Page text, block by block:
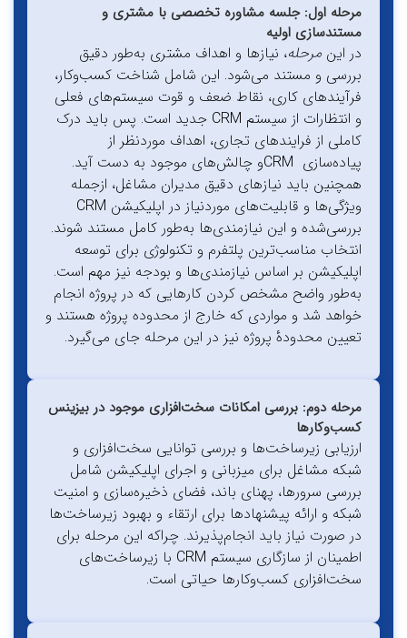
مرحله اول: جلسه مشاوره تخصصی با مشتری و
مستندسازی اولیه
مرحله ، نیازها و اهداف مشتری به‌طور دقیق
بررسی و مستند می‌شود. این شامل شناخت کسب‌وکار،
فرآیندهای کاری، نقاط ضعف و قوت سیستم‌های فعلی
و انتظارات از سیستم CRM جدید است. پس باید درک
کاملی از فرایندهای تجاری، اهداف موردنظر از
پیاده‌سازی CRMو چالش‌های موجود به دست آید.
همچنین باید نیازهای دقیق مدیران مشاغل، ازجمله
ویژگی‌ها و قابلیت‌های موردنیاز در اپلیکیشن CRM
بررسی‌شده و این نیازمندی‌ها به‌طور کامل مستند شوند.
انتخاب مناسب‌ترین پلتفرم و تکنولوژی برای توسعه
اپلیکیشن بر اساس نیازمندی‌ها و بودجه نیز مهم است.
به‌طور واضح مشخص کردن کارهایی که در پروژه انجام
خواهد شد و مواردی که خارج از محدوده پروژه هستند و
تعیین محدودۀ پروژه نیز در این مرحله جای می‌گیرد.
مرحله دوم: بررسی امکانات سخت‌افزاری موجود در بیزینس
کسب‌وکارها
ارزیابی زیرساخت‌ها و بررسی توانایی سخت‌افزاری و
شبکه مشاغل برای میزبانی و اجرای اپلیکیشن شامل
بررسی سرورها، پهنای باند، فضای ذخیره‌سازی و امنیت
شبکه و ارائه پیشنهاد‌ها برای ارتقاء و بهبود زیرساخت‌ها
در صورت نیاز باید انجام‌پذیرند. چراکه این مرحله برای
اطمینان از سازگاری سیستم CRM با زیرساخت‌های
سخت‌افزاری کسب‌وکارها حیاتی است.